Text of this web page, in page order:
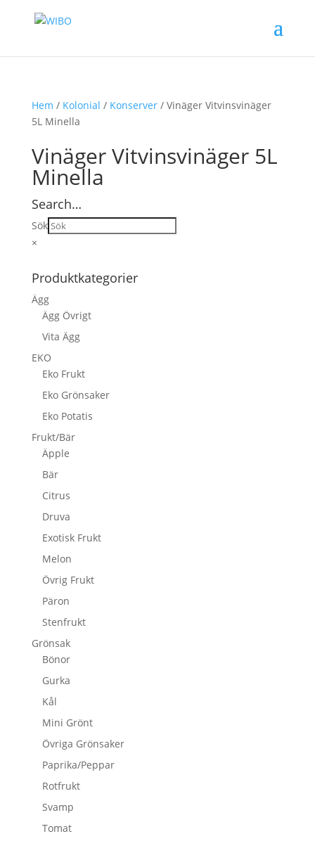
Hem / Kolonial / Konserver/ Vinäger Vitvinsvinäger
5L Minella
Vinäger Vitvinsvinäger 5L
Minella
Search…
Sök
×
Produktkategorier
Ägg
Ägg Övrigt
Vita Ägg
EKO
Eko Frukt
Eko Grönsaker
Eko Potatis
Frukt/Bär
Äpple
Bär
Citrus
Druva
Exotisk Frukt
Melon
Övrig Frukt
Päron
Stenfrukt
Grönsak
Bönor
Gurka
Kål
Mini Grönt
Övriga Grönsaker
Paprika/Peppar
Rotfrukt
Svamp
Tomat